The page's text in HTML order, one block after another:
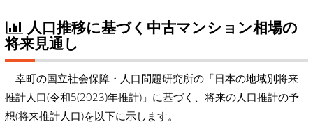
人口推移に基づく中古マンション相場の
将来見通し
幸町の国立社会保障・人口問題研究所の「日本の地域別将来
推計人口(令和5(2023)年推計)」に基づく、将来の人口推計の予
想(将来推計人口)を以下に示します。